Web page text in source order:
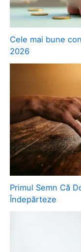
Cele mai bune
2026
Primul Semn Că
Îndepărteze